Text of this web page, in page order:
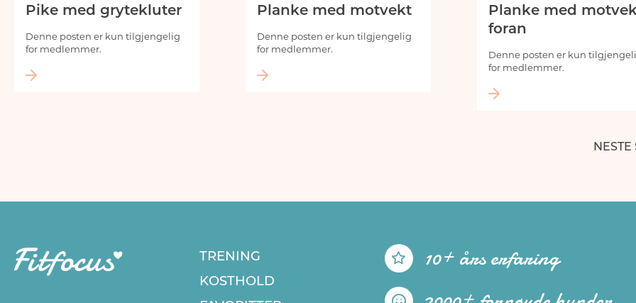
Pike med grytekluter
Denne posten er kun tilgjengelig
for medlemmer.
Planke med motvekt
Denne posten er kun tilgjengelig
for medlemmer.
Planke med
foran
Denne posten er kun
for medlemmer.
NESTE
TRENING
KOSTHOLD
10+ års erfaring